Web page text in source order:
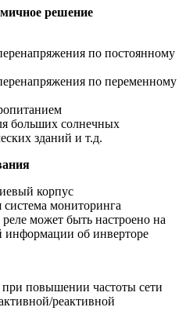
решение
по постоянному
по переменному
больших солнечных
зданий и т.д.
корпус
система мониторинга
может быть настроено на
информации об инверторе
повышении частоты сети
реактивной